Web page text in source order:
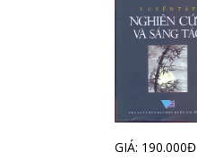
GIÁ: 190.000Đ